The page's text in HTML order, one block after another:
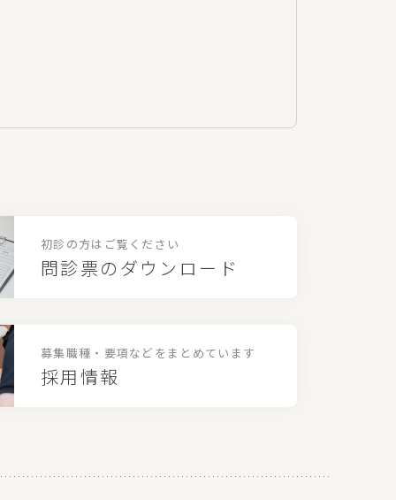
初診の方はご覧ください
問診票のダウンロード
募集職種・要項などを まとめています
採用情報